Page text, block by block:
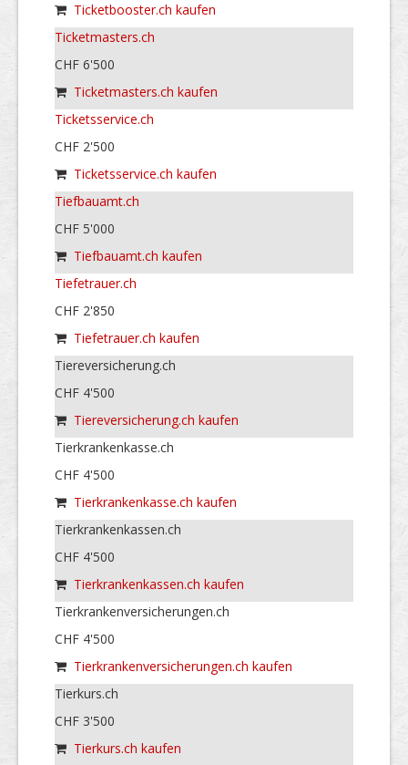
Ticketbooster.ch kaufen
Ticketmasters.ch
CHF 6'500
Ticketmasters.ch kaufen
Ticketsservice.ch
CHF 2'500
Ticketsservice.ch kaufen
Tiefbauamt.ch
CHF 5'000
Tiefbauamt.ch kaufen
Tiefetrauer.ch
CHF 2'850
Tiefetrauer.ch kaufen
Tiereversicherung.ch
CHF 4'500
Tiereversicherung.ch kaufen
Tierkrankenkasse.ch
CHF 4'500
Tierkrankenkasse.ch kaufen
Tierkrankenkassen.ch
CHF 4'500
Tierkrankenkassen.ch kaufen
Tierkrankenversicherungen.ch
CHF 4'500
Tierkrankenversicherungen.ch kaufen
Tierkurs.ch
CHF 3'500
Tierkurs.ch kaufen